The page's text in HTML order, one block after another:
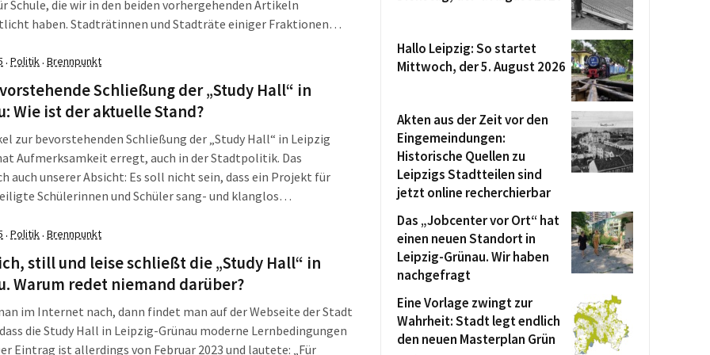
Schule, die wir in den beiden vorhergehenden Artikeln
haben. Stadträtinnen und Stadträte einiger Fraktionen
Wie könnte es weitergehen? […]
· Politik· Brennpunkt
Schließung der „Study Hall“ in
Wie ist der aktuelle Stand?
zur bevorstehenden Schließung der „Study Hall“ in Leipzig
Aufmerksamkeit erregt, auch in der Stadtpolitik. Das
auch unserer Absicht: Es soll nicht sein, dass ein Projekt für
Schülerinnen und Schüler sang- und klanglos
doch noch ein oder gibt […]
· Politik· Brennpunkt
still und leise schließt die „Study Hall“ in
Warum redet niemand darüber?
im Internet nach, dann findet man auf der Webseite der Stadt
die Study Hall in Leipzig-Grünau moderne Lernbedingungen
Eintrag ist allerdings von Februar 2023 und lautete: „Für
Hallo Leipzig: So startet
Mittwoch, der 5. August 2026
Akten aus der Zeit vor den
Eingemeindungen:
Historische Quellen zu
Leipzigs Stadtteilen sind
jetzt online recherchierbar
Das „Jobcenter vor Ort“ hat
einen neuen Standort in
Leipzig-Grünau. Wir haben
nachgefragt
Eine Vorlage zwingt zur
Wahrheit: Stadt legt endlich
den neuen Masterplan Grün